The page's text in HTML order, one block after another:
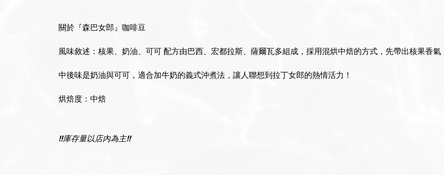
關於『森巴女郎』咖啡豆
風味敘述：核果、奶油、可可 配方由巴西、宏都拉斯、薩爾瓦多組成，採用混烘中焙的方式，先帶出核果香氣
中後味是奶油與可可，適合加牛奶的義式沖煮法，讓人聯想到拉丁女郎的熱情活力！
烘焙度：中焙
‼️庫存量以店內為主‼️